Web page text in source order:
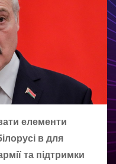
елементи
в для
та підтримки